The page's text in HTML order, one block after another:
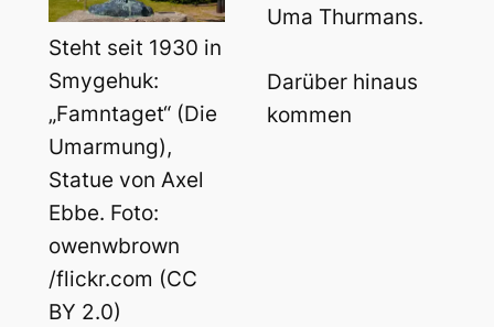
Steht seit 1930 in
Smygehuk:
„Famntaget“ (Die
Umarmung),
Statue von Axel
Ebbe. Foto:
owenwbrown
/flickr.com (CC
BY 2.0)
Uma Thurmans.
Darüber hinaus
kommen